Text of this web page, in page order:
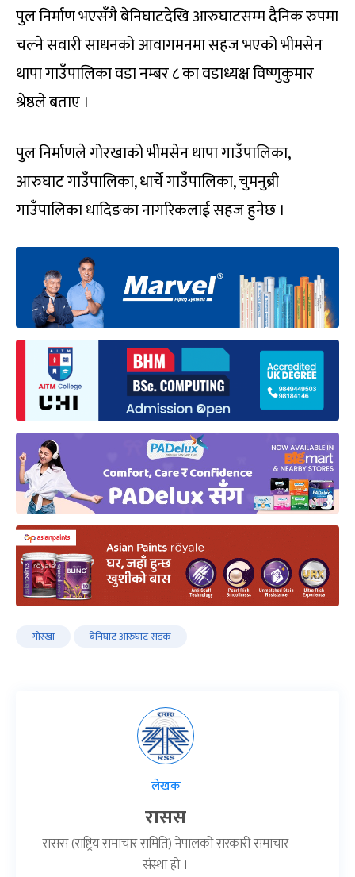
पुल निर्माण भएसँगै बेनिघाटदेखि आरुघाटसम्म दैनिक रुपमा
चल्ने सवारी साधनको आवागमनमा सहज भएको भीमसेन
थापा गाउँपालिका वडा नम्बर ८ का वडाध्यक्ष विष्णुकुमार
श्रेष्ठले बताए ।
पुल निर्माणले गोरखाको भीमसेन थापा गाउँपालिका,
आरुघाट गाउँपालिका, धार्चे गाउँपालिका, चुमनुब्री
गाउँपालिका धादिङका नागरिकलाई सहज हुनेछ ।
गोरखा बेनिघाट आरुघाट सडक
लेखक
रासस
रासस (राष्ट्रिय समाचार समिति) नेपालको सरकारी समाचार
संस्था हो ।